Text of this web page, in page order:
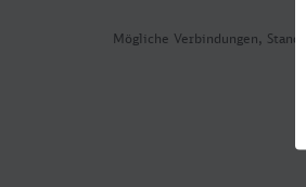
Mögliche Verbindungen, Stand: